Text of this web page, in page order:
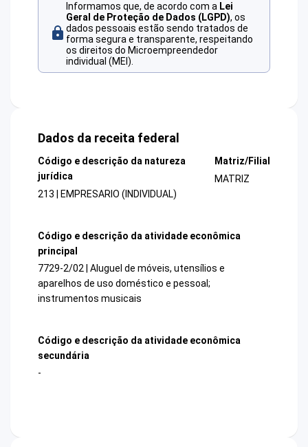
Informamos que, de acordo com a Lei
Geral de Proteção de Dados (LGPD), os
dados pessoais estão sendo tratados de
forma segura e transparente, respeitando
os direitos do Microempreendedor
individual (MEI).
Dados da receita federal
Código e descrição da natureza
jurídica
213 | EMPRESARIO (INDIVIDUAL)
Matriz/Filial
MATRIZ
Código e descrição da atividade econômica
principal
7729-2/02 | Aluguel de móveis, utensílios e
aparelhos de uso doméstico e pessoal;
instrumentos musicais
Código e descrição da atividade econômica
secundária
-